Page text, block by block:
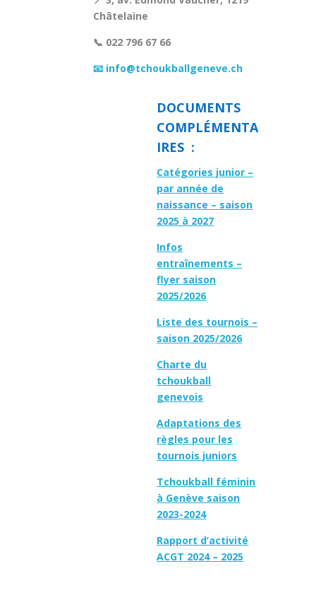
Châtelaine
📞 022 796 67 66
📧 info@tchoukballgeneve.ch
DOCUMENTS
COMPLÉMENTA
IRES :
Catégories junior –
par année de
naissance – saison
2025 à 2027
Infos
entraînements –
flyer saison
2025/2026
Liste des tournois –
saison 2025/2026
Charte du
tchoukball
genevois
Adaptations des
règles pour les
tournois juniors
Tchoukball féminin
à Genève saison
2023-2024
Rapport d’activité
ACGT 2024 – 2025